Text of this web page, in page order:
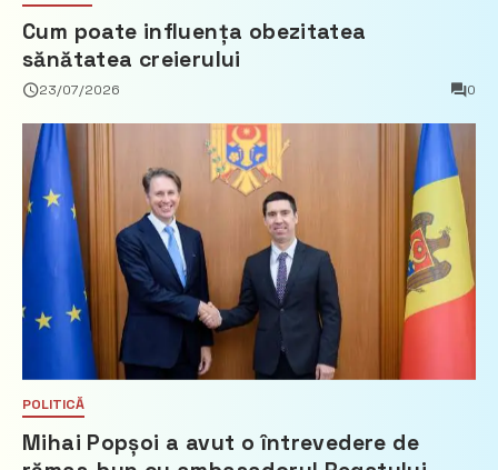
Cum poate influența obezitatea
sănătatea creierului
23/07/2026 0
POLITICĂ
Mihai Popșoi a avut o întrevedere de